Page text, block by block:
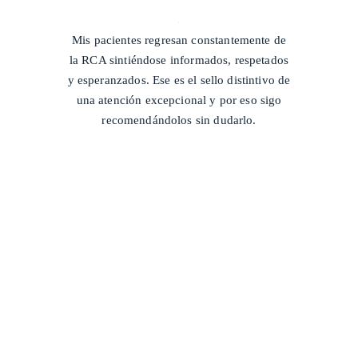
Mis pacientes regresan constantemente de
la RCA sintiéndose informados, respetados
y esperanzados. Ese es el sello distintivo de
una atención excepcional y por eso sigo
recomendándolos sin dudarlo.